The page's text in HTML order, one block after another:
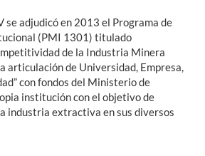
se adjudicó en 2013 el Programa de
(PMI 1301) titulado
de la Industria Minera
articulación de Universidad, Empresa,
con fondos del Ministerio de
institución con el objetivo de
industria extractiva en sus diversos